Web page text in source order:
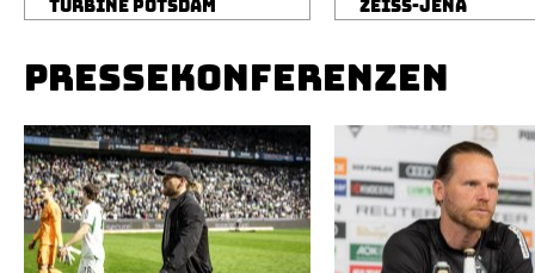
TURBINE POTSDAM ZEISS-JENA
PRESSEKONFERENZEN